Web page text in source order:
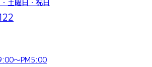
土曜日・祝日
〜PM5:00